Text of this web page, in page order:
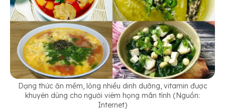
Dạng thức ăn mềm, lỏng nhiều dinh dưỡng, vitamin được
khuyên dùng cho người viêm họng mãn tính (Nguồn:
Internet)